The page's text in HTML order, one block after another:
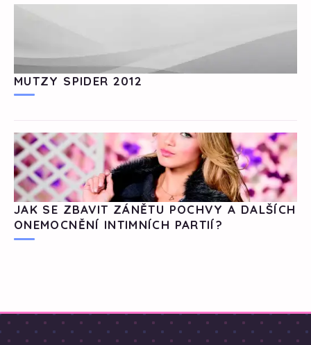
MUTZY SPIDER 2012
JAK SE ZBAVIT ZÁNĚTU POCHVY A DALŠÍCH
ONEMOCNĚNÍ INTIMNÍCH PARTIÍ?